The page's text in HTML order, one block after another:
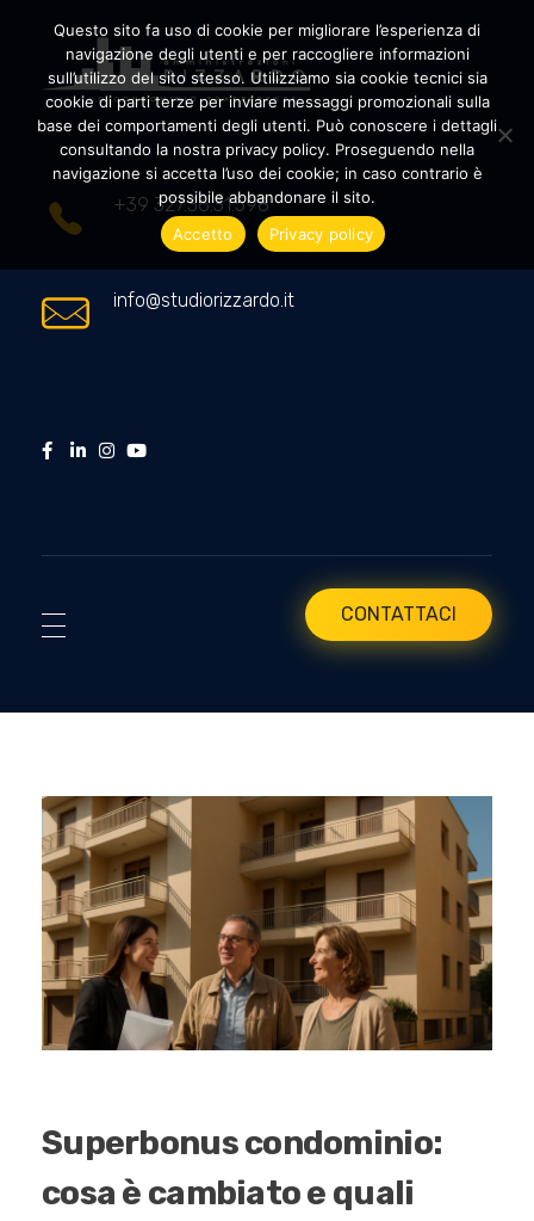
Amministrazioni Rizzardo
+39 327.36.31.598
info@studiorizzardo.it
CONTATTACI
Superbonus condominio:
cosa è cambiato e quali
Questo sito fa uso di cookie per migliorare l’esperienza di
navigazione degli utenti e per raccogliere informazioni
sull’utilizzo del sito stesso. Utilizziamo sia cookie tecnici sia
cookie di parti terze per inviare messaggi promozionali sulla
base dei comportamenti degli utenti. Può conoscere i dettagli
consultando la nostra privacy policy. Proseguendo nella
navigazione si accetta l’uso dei cookie; in caso contrario è
possibile abbandonare il sito.
Accetto
Privacy policy